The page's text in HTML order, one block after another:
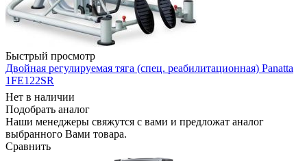
Быстрый просмотр
Двойная регулируемая тяга (спец. реабилитационная) Panatta
1FE122SR
Нет в наличии
Подобрать аналог
Наши менеджеры свяжутся с вами и предложат аналог
выбранного Вами товара.
Сравнить